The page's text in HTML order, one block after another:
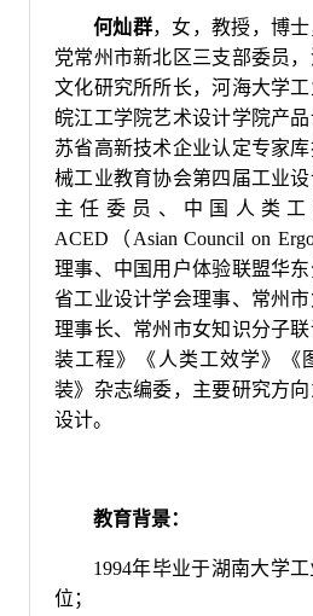
何灿群，女，教授，博
党常州市新北区三支部委员
文化研究所所长，河海大学工
皖江工学院艺术设计学院产
苏省高新技术企业认定专家
械工业教育协会第四届工业
主任委员、中国人类工
ACED（Asian Council on
理事、中国用户体验联盟华
省工业设计学会理事、常州
理事长、常州市女知识分子
装工程》《人类工效学》《
装》杂志编委，主要研究方
设计。
教育背景：
1994年毕业于湖南大学
位；